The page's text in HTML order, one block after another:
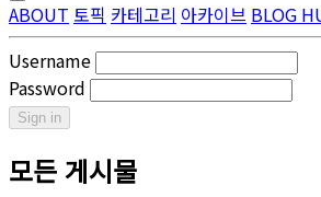
ABOUT 토픽 카테고리 아카이브 BLOG
Username
Password
Sign in
모든 게시물